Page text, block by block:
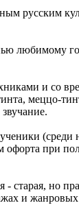
русским
любимому
и со
меццо-
при
старая, но
и жанровых